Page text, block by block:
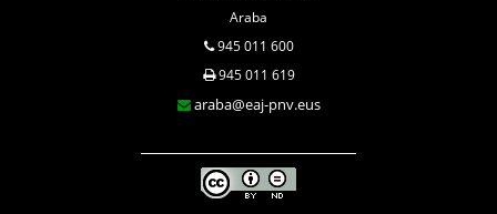
Araba
945 011 600
945 011 619
araba@eaj-pnv.eus